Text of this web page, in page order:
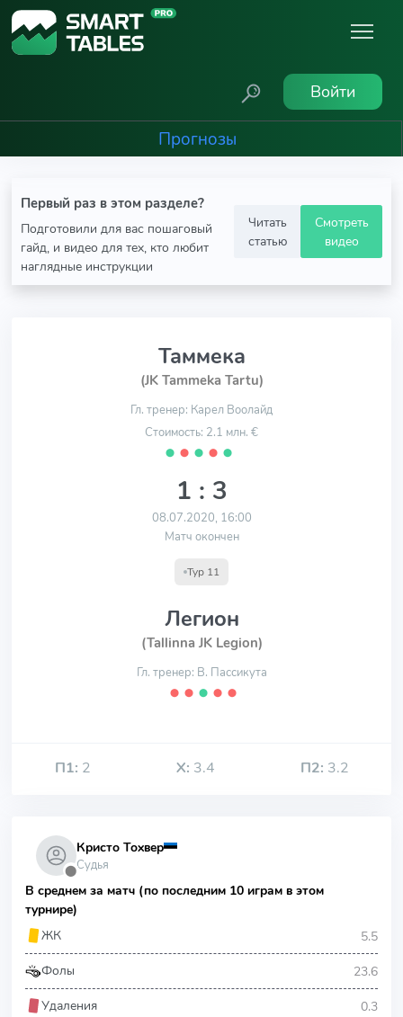
Войти
Прогнозы
Первый раз в этом разделе?
Подготовили для вас пошаговый
гайд, и видео для тех, кто любит
наглядные инструкции
Читать
статью
Смотреть
видео
Таммека
(JK Tammeka Tartu)
Гл. тренер: Карел Воолайд
Стоимость: 2.1 млн. €
⬤ ⬤ ⬤ ⬤ ⬤
1 : 3
08.07.2020, 16:00
Матч окончен
Тур 11
Легион
(Tallinna JK Legion)
Гл. тренер: В. Пассикута
⬤ ⬤ ⬤ ⬤ ⬤
П1: 2 Х: 3.4 П2: 3.2
⬤
Кристо Тохвер
Судья
В среднем за матч (по последним 10 играм в этом
турнире)
ЖК
5.5
Фолы 23.6
Удаления 0.3